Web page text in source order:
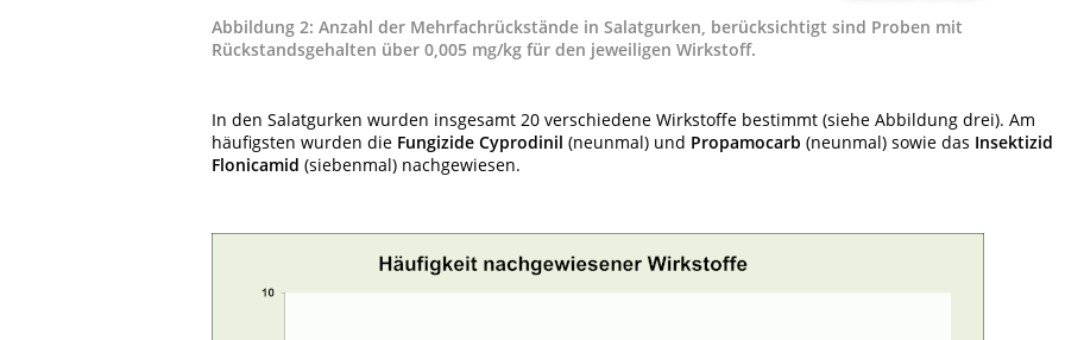
Abbildung 2: Anzahl der Mehrfachrückstände in Salatgurken, berücksichtigt sind Proben mit
Rückstandsgehalten über 0,005 mg/kg für den jeweiligen Wirkstoff.
In den Salatgurken wurden insgesamt 20 verschiedene Wirkstoffe bestimmt (siehe Abbildung drei). Am
häufigsten wurden die Fungizide Cyprodinil (neunmal) und Propamocarb (neunmal) sowie das Insektizid
Flonicamid (siebenmal) nachgewiesen.